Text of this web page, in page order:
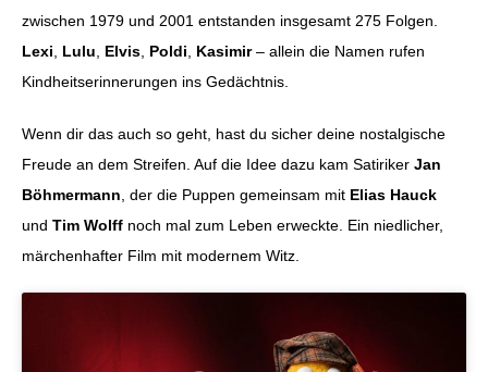
zwischen 1979 und 2001 entstanden insgesamt 275 Folgen.
Lexi
Lulu Elvis Poldi Kasimir– allein die Namen rufen
Kindheitserinnerungen ins Gedächtnis.
Wenn dir das auch so geht, hast du sicher deine nostalgische
Freude an dem Streifen. Auf die Idee dazu kam Satiriker Jan
Böhmermann , der die Puppen gemeinsam mit Elias Hauck
und Tim Wolff noch mal zum Leben erweckte. Ein niedlicher,
märchenhafter Film mit modernem Witz.